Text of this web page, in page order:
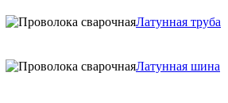
Латунная труба
Латунная шина